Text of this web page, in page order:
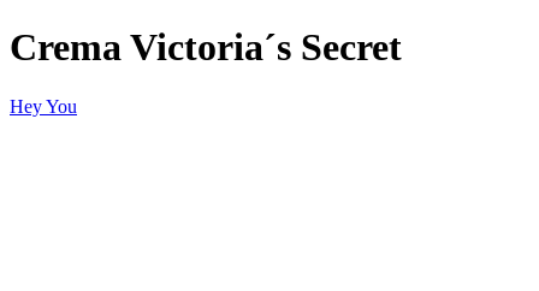
Crema Victoria´s Secret
Hey You